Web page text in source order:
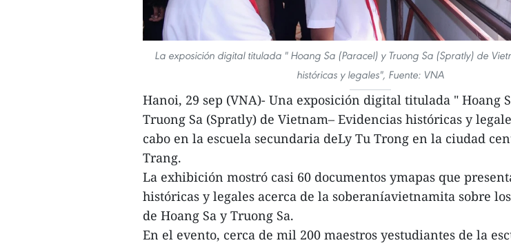
La exposición digital titulada " Hoang Sa (Paracel) y Truong Sa (Spratly) de
históricas y legales", Fuente: VNA
Hanoi, 29 sep (VNA)- Una exposición digital titulada " Hoang
Truong Sa (Spratly) de Vietnam– Evidencias históricas y
cabo en la escuela secundaria deLy Tu Trong en la ciudad
Trang.
La exhibición mostró casi 60 documentos ymapas que
históricas y legales acerca de la soberaníavietnamita sobre
de Hoang Sa y Truong Sa.
En el evento, cerca de mil 200 maestros yestudiantes de la